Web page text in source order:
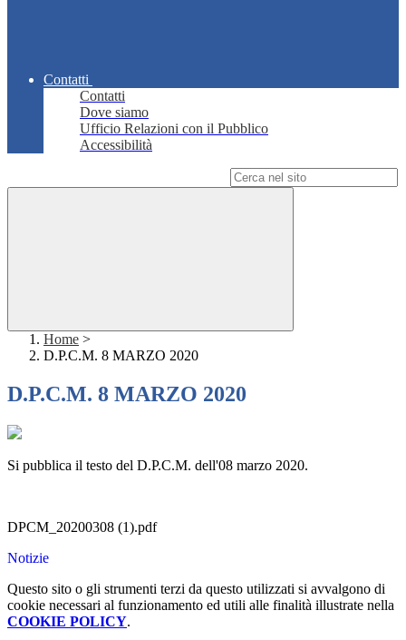
Contatti
Contatti
Dove siamo
Ufficio Relazioni con il Pubblico
Accessibilità
Home >
D.P.C.M. 8 MARZO 2020
D.P.C.M. 8 MARZO 2020
Si pubblica il testo del D.P.C.M. dell'08 marzo 2020.
DPCM_20200308 (1).pdf
Notizie
Questo sito o gli strumenti terzi da questo utilizzati si avvalgono di
cookie necessari al funzionamento ed utili alle finalità illustrate nella
COOKIE POLICY.